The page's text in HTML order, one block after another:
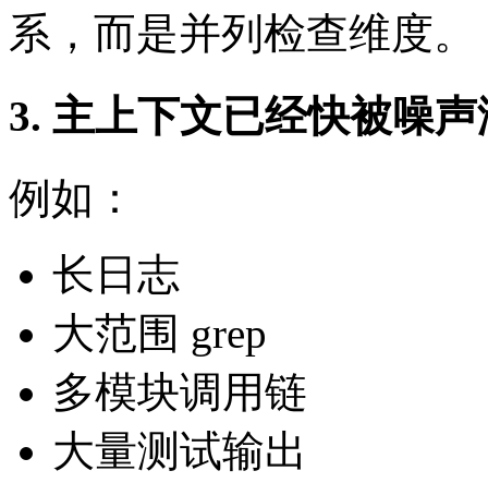
系，而是并列检查维度。
3. 主上下文已经快被噪
例如：
长日志
大范围 grep
多模块调用链
大量测试输出